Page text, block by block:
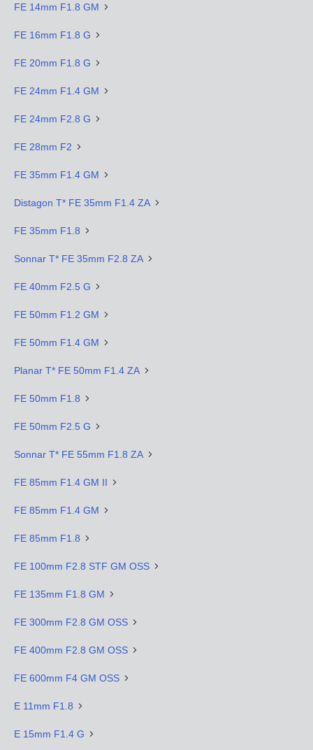
FE 14mm F1.8 GM
FE 16mm F1.8 G
FE 20mm F1.8 G
FE 24mm F1.4 GM
FE 24mm F2.8 G
FE 28mm F2
FE 35mm F1.4 GM
Distagon T* FE 35mm F1.4 ZA
FE 35mm F1.8
Sonnar T* FE 35mm F2.8 ZA
FE 40mm F2.5 G
FE 50mm F1.2 GM
FE 50mm F1.4 GM
Planar T* FE 50mm F1.4 ZA
FE 50mm F1.8
FE 50mm F2.5 G
Sonnar T* FE 55mm F1.8 ZA
FE 85mm F1.4 GM II
FE 85mm F1.4 GM
FE 85mm F1.8
FE 100mm F2.8 STF GM OSS
FE 135mm F1.8 GM
FE 300mm F2.8 GM OSS
FE 400mm F2.8 GM OSS
FE 600mm F4 GM OSS
E 11mm F1.8
E 15mm F1.4 G